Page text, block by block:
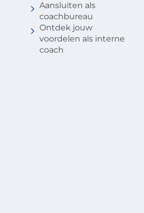
Aansluiten als
coachbureau
Ontdek jouw
voordelen als interne
coach